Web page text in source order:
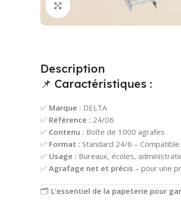
Cliquez pour agrandir
Description
📌 Caractéristiques :
✅ Marque : DELTA
✅ Référence : 24/06
✅ Contenu : Boîte de 1000 agrafes
✅ Format : Standard 24/6 –
✅ Usage : Bureaux, écoles,
✅ Agrafage net et précis – pour une
🗂️ L’essentiel de la papeterie pour